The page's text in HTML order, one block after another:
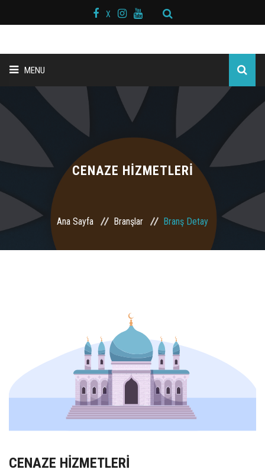
X
MENU
ANA SAYFA
BAŞKAN MESAJI
HAKKIMIZDA
KURS MERKEZLERİ
BRANŞLAR
CENAZE HİZMETLERİ
Ana Sayfa Branşlar Branş Detay
CENAZE HİZMETLERİ